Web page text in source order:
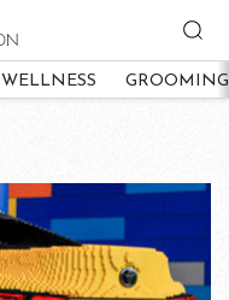
WELLNESS GROOMING